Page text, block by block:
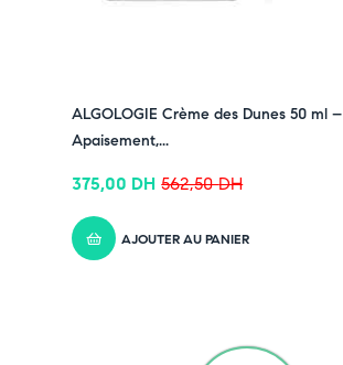
ALGOLOGIE Crème des Dunes 50 ml –
Apaisement,...
562,50DH
375,00 DH
AJOUTER AU PANIER